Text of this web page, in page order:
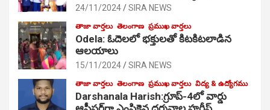
24/11/2024 SIRA NEWS
తాజా వార్తలు తెలంగాణ ప్రముఖ వార్తలు
Odela: ఓదెల‌లో భక్తులతో కిటకిటలాడిన
ఆల‌యాలు
15/11/2024 SIRA NEWS
తాజా వార్తలు తెలంగాణ ప్రముఖ వార్తలు విద్య & ఉద్యోగము
Darshanala Harish:గ్రూప్-4లో వార్డు